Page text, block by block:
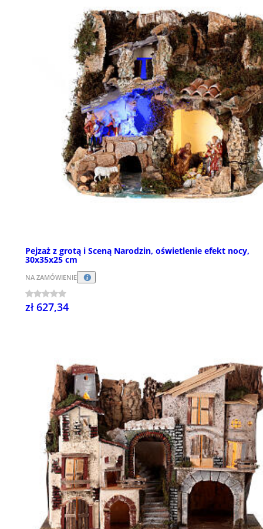
Pejzaż z grotą i Sceną Narodzin, oświetlenie efekt nocy,
30x35x25 cm
NA ZAMÓWIENIE
zł 627,34